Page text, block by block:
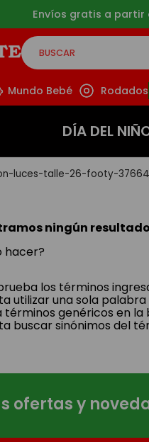
Envíos gratis a partir
BUSCAR
Mundo Bebé Rodados
DÍA DEL
luces-talle-26-footy-
ningún
hacer?
los términos
utilizar una sola palabra
términos genéricos en la
buscar sinónimos del
ofertas y